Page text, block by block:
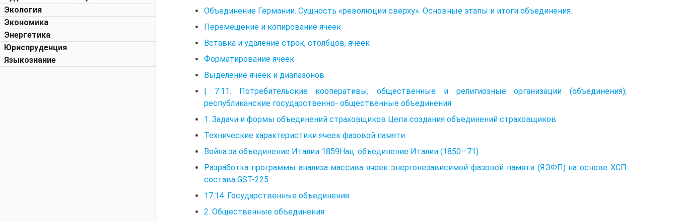
Экология
Экономика
Энергетика
Юриспруденция
Языкознание
Объединение Германии. Сущность «революции сверху». Основные этапы и итоги объединения.
Перемещение и копирование ячеек
Вставка и удаление строк, столбцов, ячеек
Форматирование ячеек
Выделение ячеек и диапазонов
| 7.11. Потребительские кооперативы; общественные и религиозные организации (объединения);
республиканские государственно- общественные объединения
1. Задачи и формы объединений страховщиков Цепи создания объединений страховщиков
Технические характеристики ячеек фазовой памяти
Война за объединение Италии 1859Нац. объединение Италии (1850—71)
Разработка программы анализа массива ячеек энергонезависимой фазовой памяти (ЯЭФП) на основе ХСП
состава GST-225
17.14. Государственные объединения
2. Общественные объединения